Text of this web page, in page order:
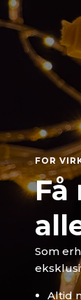
FOR
Få
Som
Altid